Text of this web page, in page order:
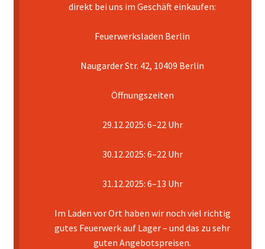
Pyrotechniker buchen
direkt bei uns im Geschäft einkaufen:
Feuerwerksladen Berlin
Naugarder Str. 42, 10409 Berlin
Öffnungszeiten
29.12.2025: 6–22 Uhr
30.12.2025: 6–22 Uhr
31.12.2025: 6–13 Uhr
Im Laden vor Ort haben wir noch viel richtig
gutes Feuerwerk auf Lager – und das zu sehr
guten Angebotspreisen.